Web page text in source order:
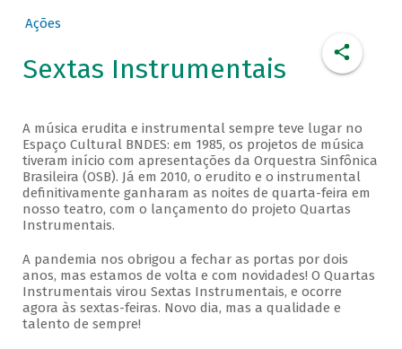
Ações
Sextas Instrumentais
A música erudita e instrumental sempre teve lugar no
Espaço Cultural BNDES: em 1985, os projetos de música
tiveram início com apresentações da Orquestra Sinfônica
Brasileira (OSB). Já em 2010, o erudito e o instrumental
definitivamente ganharam as noites de quarta-feira em
nosso teatro, com o lançamento do projeto Quartas
Instrumentais.
A pandemia nos obrigou a fechar as portas por dois
anos, mas estamos de volta e com novidades! O Quartas
Instrumentais virou Sextas Instrumentais, e ocorre
agora às sextas-feiras. Novo dia, mas a qualidade e
talento de sempre!